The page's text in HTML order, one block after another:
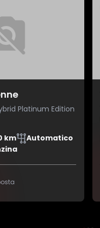
Platinum Edition
km
Automatico